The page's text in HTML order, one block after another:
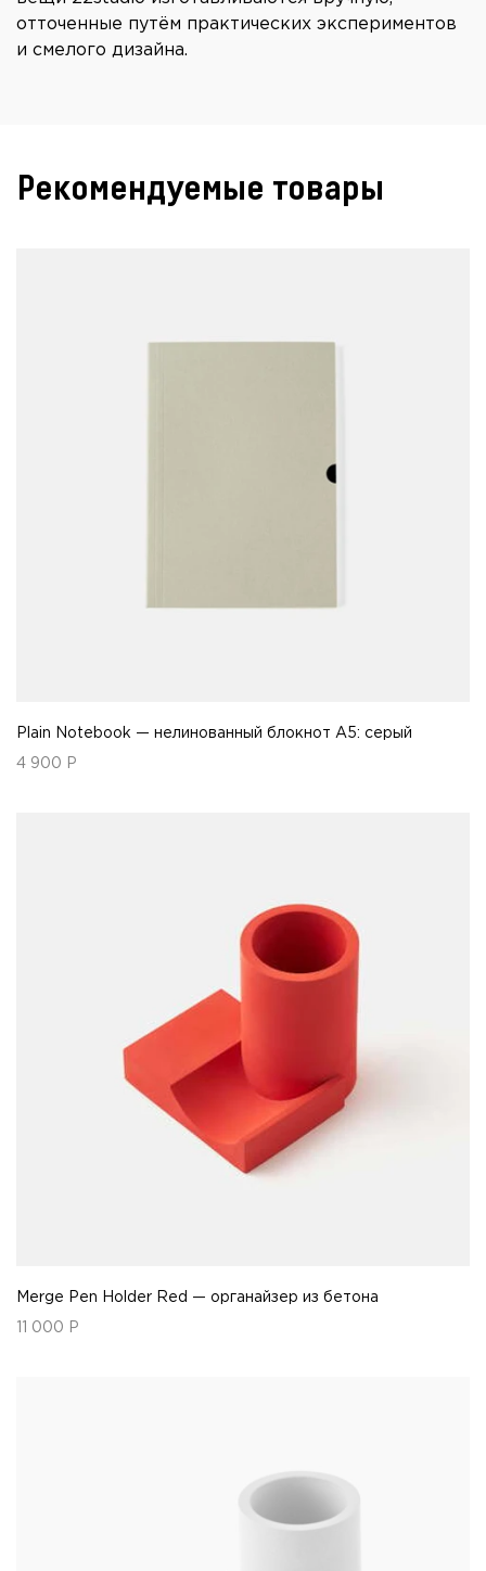
отточенные путём практических экспериментов
и смелого дизайна.
Рекомендуемые товары
Plain Notebook — нелинованный блокнот А5: серый
4 900 Р
Merge Pen Holder Red — органайзер из бетона
11 000 Р